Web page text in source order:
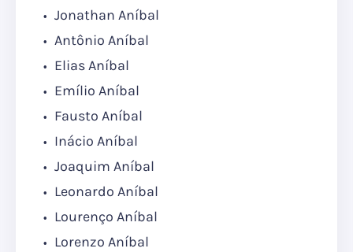
Jonathan Aníbal
Antônio Aníbal
Elias Aníbal
Emílio Aníbal
Fausto Aníbal
Inácio Aníbal
Joaquim Aníbal
Leonardo Aníbal
Lourenço Aníbal
Lorenzo Aníbal